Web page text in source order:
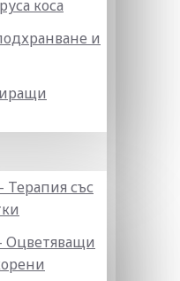
коса
и
Терапия със
Оцветяващи